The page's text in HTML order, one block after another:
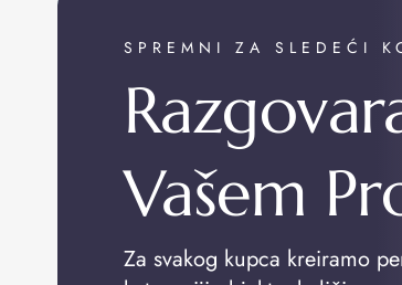
SPREMNI ZA SLEDEĆI
Vašem
Za svakog kupca kreiramo